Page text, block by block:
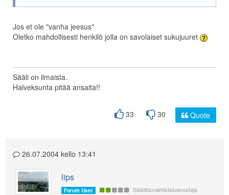
Jos et ole "vanha jeesus"
Oletko mahdollisesti henkilö jolla on savolaiset sukujuuret
Sääli on ilmaista.
Halveksunta pitää ansaita!!
33 30 Quote
26.07.2004 kello 13:41
lips
Forum User
Säädösvalmisteluavustaja